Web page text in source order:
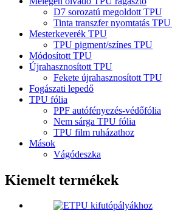
D7 sorozatú megoldott TPU
Tinta transzfer nyomtatás
Mesterkeverék TPU
TPU pigment/színes TPU
Módosított TPU
Újrahasznosított TPU
Fekete újrahasznosított TPU
Fogászati ​​lepedő
TPU fólia
PPF autófényezés-védőfólia
Nem sárga TPU fólia
TPU film ruházathoz
Mások
Vágódeszka
Kiemelt termékek